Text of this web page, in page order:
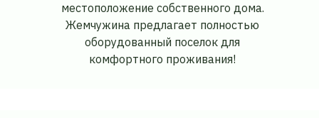
местоположение собственного дома.
Жемчужина предлагает полностью
оборудованный поселок для
комфортного проживания!